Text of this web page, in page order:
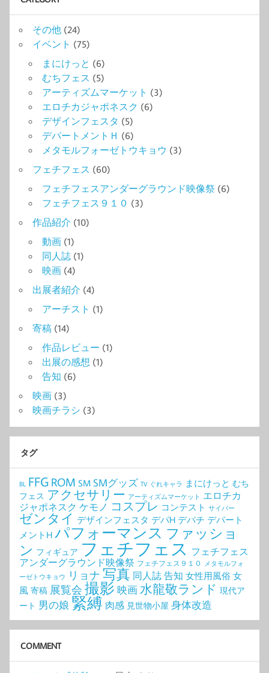
その他 (24)
イベント (75)
まにけっと (6)
むちフェス (5)
アーティズムマーケット (3)
エロチカジャポネスク (6)
デザインフェスタ (5)
デパートメントＨ (6)
メタモルフォーゼトウキョウ (3)
フェチフェス (60)
フェチフェスアンダーグラウンド映像祭 (6)
フェチフェス９１０ (3)
作品紹介 (10)
動画 (1)
同人誌 (1)
映画 (4)
出展者紹介 (4)
アーチスト (1)
寄稿 (14)
作品レビュー (1)
出展の感想 (1)
告知 (6)
映画 (3)
映画チラシ (3)
タグ
BL FFG ROM SM SMグッズ TV ぐれキャラ まにけっと むち
フェス アクセサリー アーティズムマーケット エロチカ
ジャポネスク ケモノ コスプレ コンテスト サイバー
ゼンタイ デザインフェスタ デパH デパチ デパート
メントH パフォーマンス ファッショ
ン フィギュア フェチフェス フェチフェス
アンダーグラウンド映像祭 フェチフェス９１０ メタモルフォ
ーゼトウキョウ
リョナ 写真 同人誌 告知 女性用風俗 女
風 寄稿 展覧会 撮影 映画水龍敬ランド 現代ア
ート 男の娘 緊縛 肉感 見世物小屋 身体改造
COMMENT